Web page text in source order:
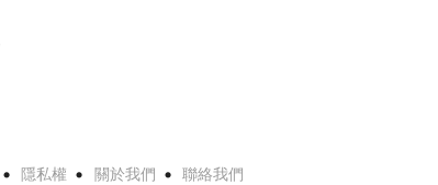
隱私權 關於我們 聯絡我們